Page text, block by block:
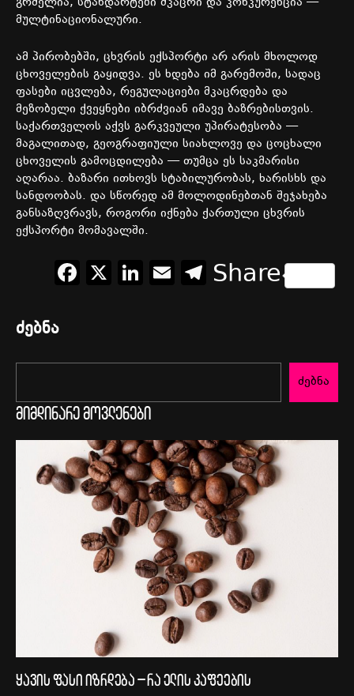
მულტინაციონალური.
ამ პირობებში, ცხვრის ექსპორტი არ არის მხოლოდ
ცხოველების გაყიდვა. ეს ხდება იმ გარემოში, სადაც
ფასები იცვლება, რეგულაციები მკაცრდება და
მეზობელი ქვეყნები იბრძვიან იმავე ბაზრებისთვის.
საქართველოს აქვს გარკვეული უპირატესობა —
მაგალითად, გეოგრაფიული სიახლოვე და ცოცხალი
ცხოველის გამოცდილება — თუმცა ეს საკმარისი
აღარაა. ბაზარი ითხოვს სტაბილურობას, ხარისხს და
სანდოობას. და სწორედ ამ მოლოდინებთან შეჯახება
განსაზღვრავს, როგორი იქნება ქართული ცხვრის
ექსპორტი მომავალში.
Facebook
X LinkedIn
EmailTelegram
Share
ძებნა
ძებნა
მიმდინარე მოვლენები
ყავის ფასი იზრდება – რა ელის კაფეების